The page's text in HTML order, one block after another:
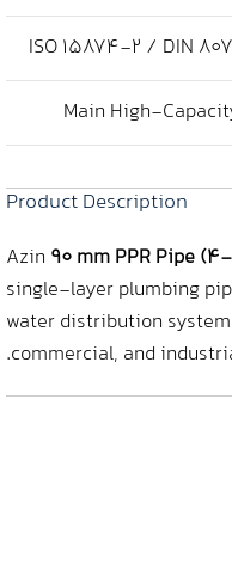
ISO 15874-2 / DIN
Main High-
Product Description
Azin 90 mm PPR Pipe
single-layer plumbing
water distribution
commercial, and